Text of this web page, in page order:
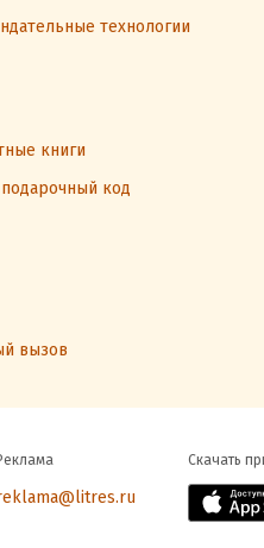
технологии
книги
код
вызов
Скачать